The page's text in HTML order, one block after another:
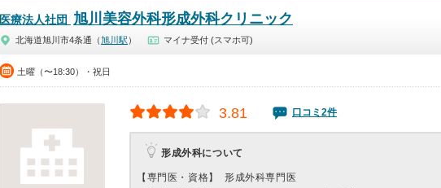
医療法人社団 旭川美容外科形成外科クリニック
北海道旭川市4条通（旭川駅 ） マイナ受付 (スマホ可)
土曜（〜18:30）・祝日
3.81 口コミ2件
形成外科について
【専門医・資格】
形成外科専門医